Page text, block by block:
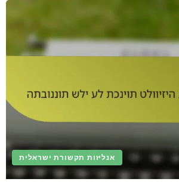
אנליזות תקשורת ישראלית